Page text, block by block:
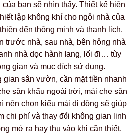
bạn sẽ nhìn thấy. Thiết kế hiên
lập không khí cho ngôi nhà của
đến thông minh và thanh lịch.
trước nhà, sau nhà, bên hông nhà
nhà dọc hành lang, lối đi… tùy
gian và mục đích sử dụng.
sân vườn, cần mặt tiền nhanh
sân khấu ngoài trời, mái che sân
chọn kiểu mái di động sẽ giúp
chi phí và thay đổi không gian linh
mở ra hay thu vào khi cần thiết.